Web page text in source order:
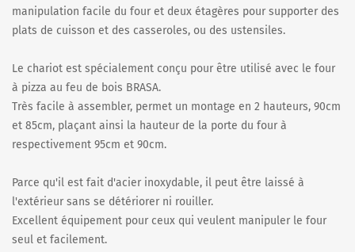
manipulation facile du four et deux étagères pour supporter des
plats de cuisson et des casseroles, ou des ustensiles.
Le chariot est spécialement conçu pour être utilisé avec le four
à pizza au feu de bois BRASA.
Très facile à assembler, permet un montage en 2 hauteurs, 90cm
et 85cm, plaçant ainsi la hauteur de la porte du four à
respectivement 95cm et 90cm.
Parce qu'il est fait d'acier inoxydable, il peut être laissé à
l'extérieur sans se détériorer ni rouiller.
Excellent équipement pour ceux qui veulent manipuler le four
seul et facilement.